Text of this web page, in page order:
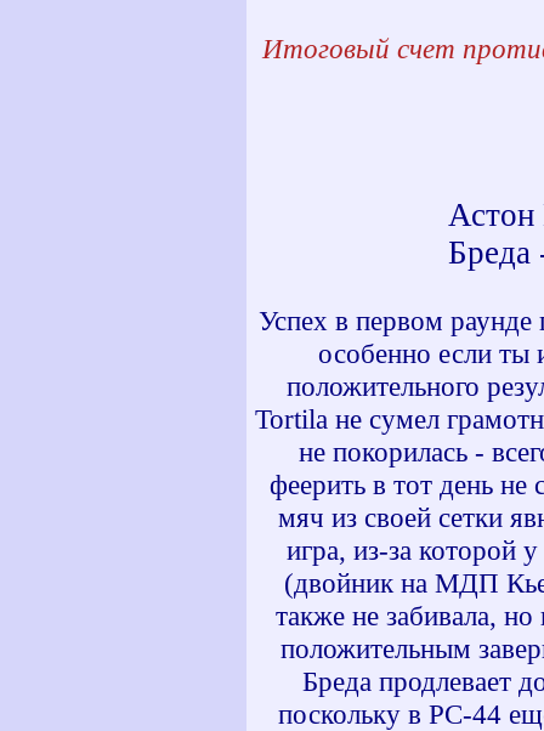
Итоговый счет
Астон
Бреда
Успех в первом раунде
особенно если ты
положительного
Tortila не сумел
не покорилась -
феерить в тот день
мяч из своей сетки
игра, из-за которой
(двойник на МДП
также не забивала,
положительным
Бреда продлевает
поскольку в РС-44